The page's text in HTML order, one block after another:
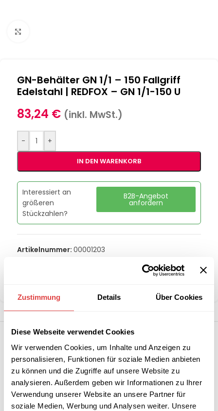
Zustimmung Details Über Cookies
Diese Webseite verwendet Cookies
Wir verwenden Cookies, um Inhalte und Anzeigen zu
personalisieren, Funktionen für soziale Medien anbieten
zu können und die Zugriffe auf unsere Website zu
analysieren. Außerdem geben wir Informationen zu Ihrer
Verwendung unserer Website an unsere Partner für
soziale Medien, Werbung und Analysen weiter. Unsere
GN-Behälter GN 1/1 – 150 Fallgriff
Edelstahl | REDFOX – GN 1/1-150 U
83,24 € (inkl. MwSt.)
- +
IN DEN WARENKORB
Interessiert an
größeren
Stückzahlen?
B2B-Angebot
anfordern
Artikelnummer: 00001203